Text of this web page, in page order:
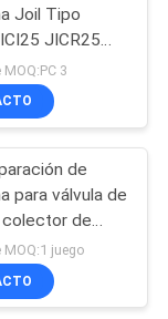
de
Joil Tipo
JICR25
1 pulgada
3
de
para válvula de
colector de
JICI25 JICR25
1''
MOQ:1 juego